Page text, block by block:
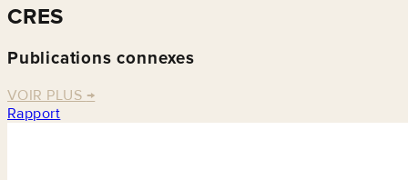
CRES
Publications connexes
VOIR PLUS →
Rapport